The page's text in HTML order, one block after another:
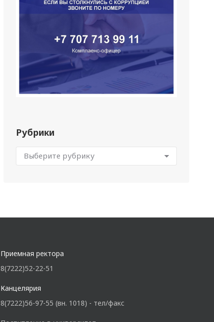
Рубрики
Приемная ректора
8(7222)52-22-51
Канцелярия
8(7222)56-97-55 (вн. 1018) - тел/факс